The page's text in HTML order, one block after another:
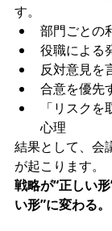
す。
部門ごとの
役職による
反対意見を
合意を優先
「リスク
心理
結果として、会
が起こります。
戦略が“正しい
い形”に変わる。